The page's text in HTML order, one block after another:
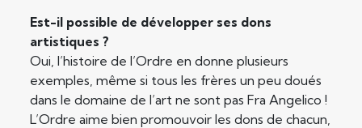
Est-il possible de développer ses dons
artistiques ?
Oui, l’histoire de l’Ordre en donne plusieurs
exemples, même si tous les frères un peu doués
dans le domaine de l’art ne sont pas Fra Angelico !
L’Ordre aime bien promouvoir les dons de chacun,